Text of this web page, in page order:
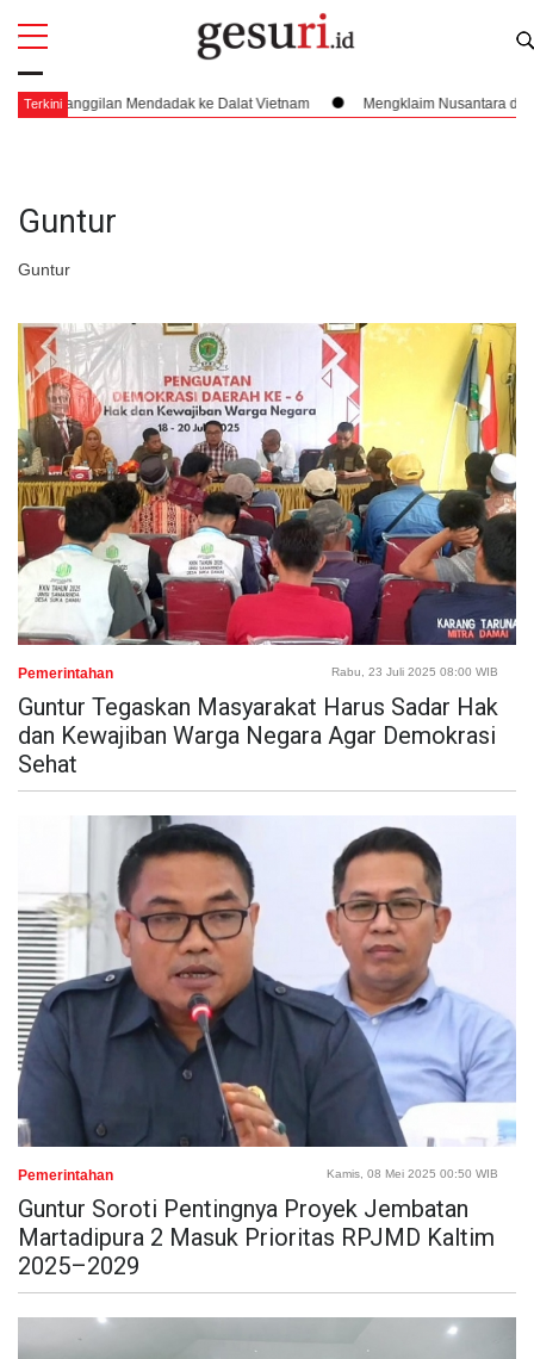
Terkini Mendadak ke Dalat Vietnam Mengklaim Nusantara di Dataran
Guntur
Guntur
All
Pemerintahan Rabu, 23 Juli 2025 08:00 WIB
Guntur Tegaskan Masyarakat Harus Sadar Hak
dan Kewajiban Warga Negara Agar Demokrasi
Sehat
Pemerintahan Kamis, 08 Mei 2025 00:50 WIB
Guntur Soroti Pentingnya Proyek Jembatan
Martadipura 2 Masuk Prioritas RPJMD Kaltim
2025–2029